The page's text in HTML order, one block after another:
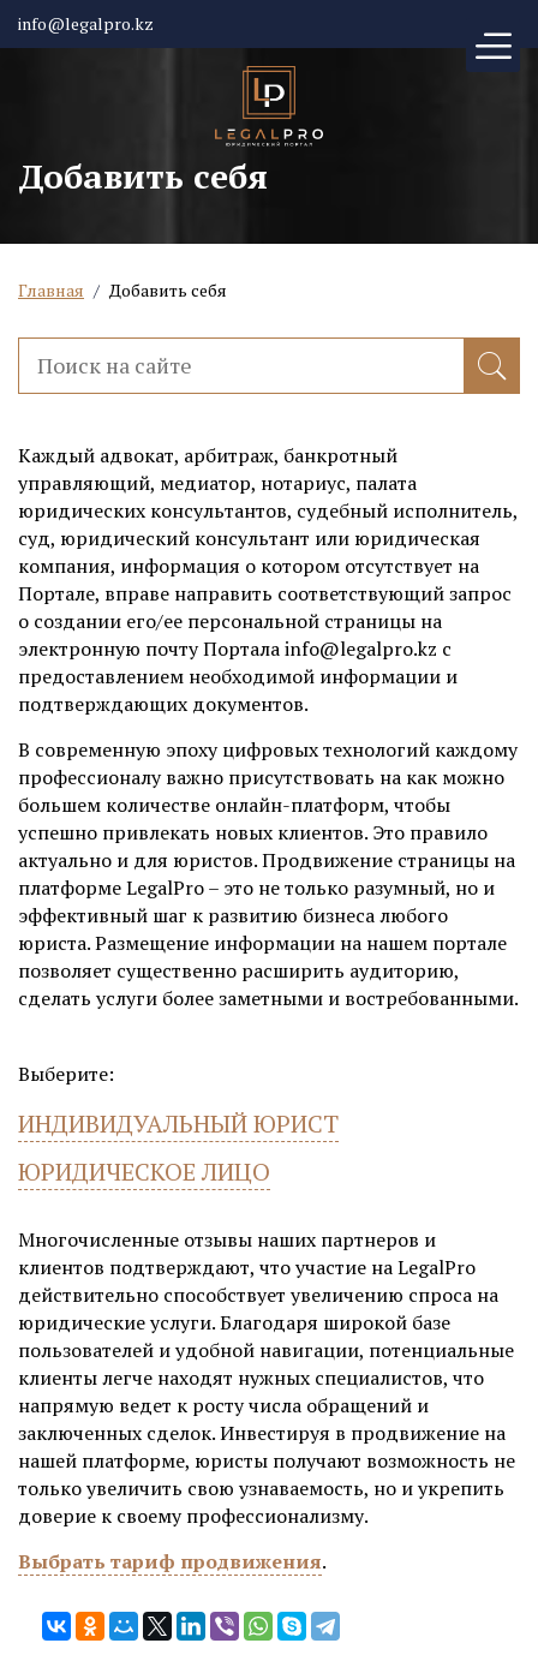
info@legalpro.kz
Добавить себя
Главная / Добавить себя
Каждый адвокат, арбитраж, банкротный
управляющий, медиатор, нотариус, палата
юридических консультантов, судебный исполнитель,
суд, юридический консультант или юридическая
компания, информация о котором отсутствует на
Портале, вправе направить соответствующий запрос
о создании его/ее персональной страницы на
электронную почту Портала info@legalpro.kz с
предоставлением необходимой информации и
подтверждающих документов.
В современную эпоху цифровых технологий каждому
профессионалу важно присутствовать на как можно
большем количестве онлайн-платформ, чтобы
успешно привлекать новых клиентов. Это правило
актуально и для юристов. Продвижение страницы на
платформе LegalPro – это не только разумный, но и
эффективный шаг к развитию бизнеса любого
юриста. Размещение информации на нашем портале
позволяет существенно расширить аудиторию,
сделать услуги более заметными и востребованными.
Выберите:
ИНДИВИДУАЛЬНЫЙ ЮРИСТ
ЮРИДИЧЕСКОЕ ЛИЦО
Многочисленные отзывы наших партнеров и
клиентов подтверждают, что участие на LegalPro
действительно способствует увеличению спроса на
юридические услуги. Благодаря широкой базе
пользователей и удобной навигации, потенциальные
клиенты легче находят нужных специалистов, что
напрямую ведет к росту числа обращений и
заключенных сделок. Инвестируя в продвижение на
нашей платформе, юристы получают возможность не
только увеличить свою узнаваемость, но и укрепить
доверие к своему профессионализму.
Выбрать тариф продвижения.